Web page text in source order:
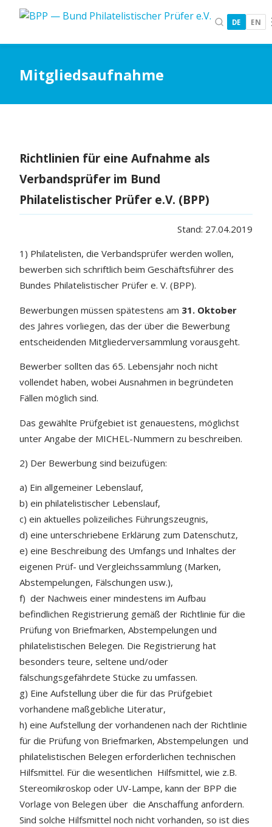
DE EN
Mitgliedsaufnahme
Richtlinien für eine Aufnahme als
Verbandsprüfer im Bund
Philatelistischer Prüfer e.V. (BPP)
Stand: 27.04.2019
1) Philatelisten, die Verbandsprüfer werden wollen,
bewerben sich schriftlich beim Geschäftsführer des
Bundes Philatelistischer Prüfer e. V. (BPP).
Bewerbungen müssen spätestens am 31. Oktober
des Jahres vorliegen, das der über die Bewerbung
entscheidenden Mitgliederversammlung vorausgeht.
Bewerber sollten das 65. Lebensjahr noch nicht
vollendet haben, wobei Ausnahmen in begründeten
Fällen möglich sind.
Das gewählte Prüfgebiet ist genauestens, möglichst
unter Angabe der MICHEL-Nummern zu beschreiben.
2) Der Bewerbung sind beizufügen:
a) Ein allgemeiner Lebenslauf,
b) ein philatelistischer Lebenslauf,
c) ein aktuelles polizeiliches Führungszeugnis,
d) eine unterschriebene Erklärung zum Datenschutz,
e) eine Beschreibung des Umfangs und Inhaltes der
eigenen Prüf- und Vergleichssammlung (Marken,
Abstempelungen, Fälschungen usw.),
f) der Nachweis einer mindestens im Aufbau
befindlichen Registrierung gemäß der Richtlinie für die
Prüfung von Briefmarken, Abstempelungen und
philatelistischen Belegen. Die Registrierung hat
besonders teure, seltene und/oder
fälschungsgefährdete Stücke zu umfassen.
g) Eine Aufstellung über die für das Prüfgebiet
vorhandene maßgebliche Literatur,
h) eine Aufstellung der vorhandenen nach der Richtlinie
für die Prüfung von Briefmarken, Abstempelungen und
philatelistischen Belegen erforderlichen technischen
Hilfsmittel. Für die wesentlichen Hilfsmittel, wie z.B.
Stereomikroskop oder UV-Lampe, kann der BPP die
Vorlage von Belegen über die Anschaffung anfordern.
Sind solche Hilfsmittel noch nicht vorhanden, so ist dies